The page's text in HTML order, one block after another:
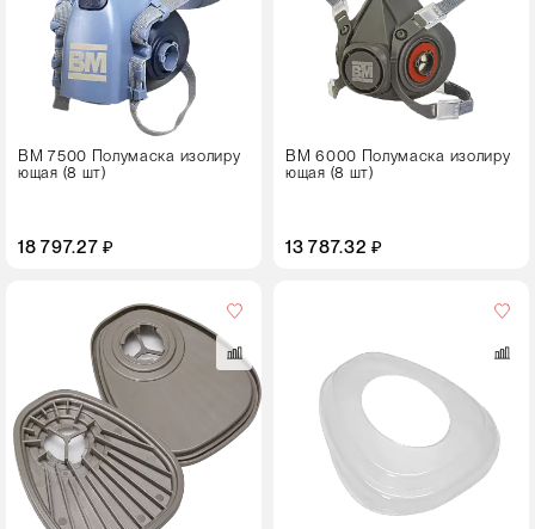
ВМ 7500 Полумаска изолиру
ющая (8 шт)
18 797.27 ₽
ВМ 6000 Полумаска изолиру
ющая (8 шт)
13 787.32 ₽